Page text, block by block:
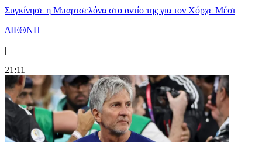
Συγκίνησε η Μπαρτσελόνα στο αντίο της για τον Χόρχε Μέσι
ΔΙΕΘΝΗ
|
21:11